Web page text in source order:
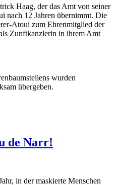
Haag, der das Amt von seiner
nach 12 Jahren übernimmt. Die
Atoui zum Ehrenmitglied der
Zunftkanzlerin in ihrem Amt
wurden
übergeben.
de Narr!
in der maskierte Menschen